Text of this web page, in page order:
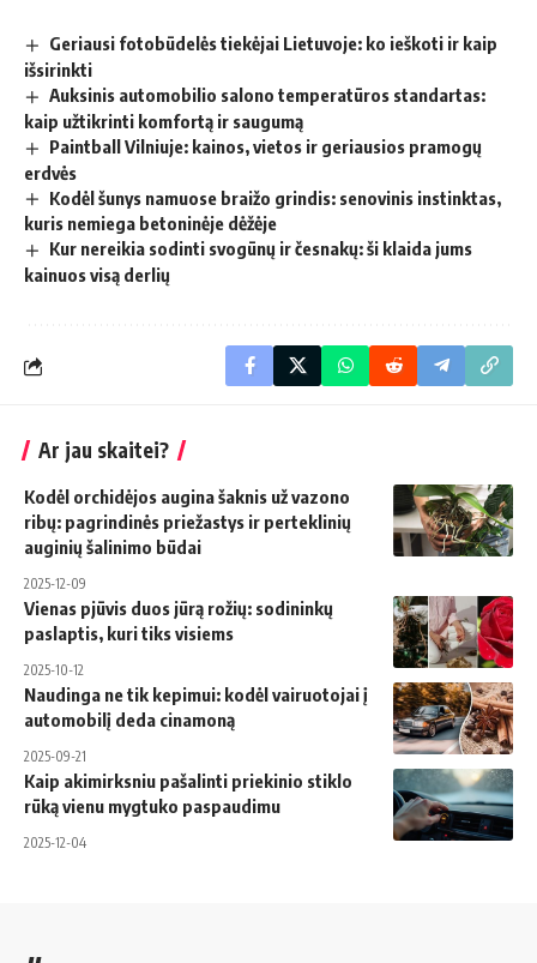
Geriausi fotobūdelės tiekėjai Lietuvoje: ko ieškoti ir kaip
išsirinkti
Auksinis automobilio salono temperatūros standartas:
kaip užtikrinti komfortą ir saugumą
Paintball Vilniuje: kainos, vietos ir geriausios pramogų
erdvės
Kodėl šunys namuose braižo grindis: senovinis instinktas,
kuris nemiega betoninėje dėžėje
Kur nereikia sodinti svogūnų ir česnakų: ši klaida jums
kainuos visą derlių
Ar jau skaitei?
Kodėl orchidėjos augina šaknis už vazono
ribų: pagrindinės priežastys ir perteklinių
auginių šalinimo būdai
2025-12-09
Vienas pjūvis duos jūrą rožių: sodininkų
paslaptis, kuri tiks visiems
2025-10-12
Naudinga ne tik kepimui: kodėl vairuotojai į
automobilį deda cinamoną
2025-09-21
Kaip akimirksniu pašalinti priekinio stiklo
rūką vienu mygtuko paspaudimu
2025-12-04